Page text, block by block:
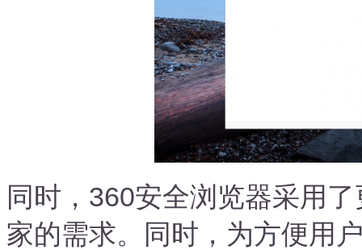
同时，360安全浏览器采用
家的需求。同时，为方便用